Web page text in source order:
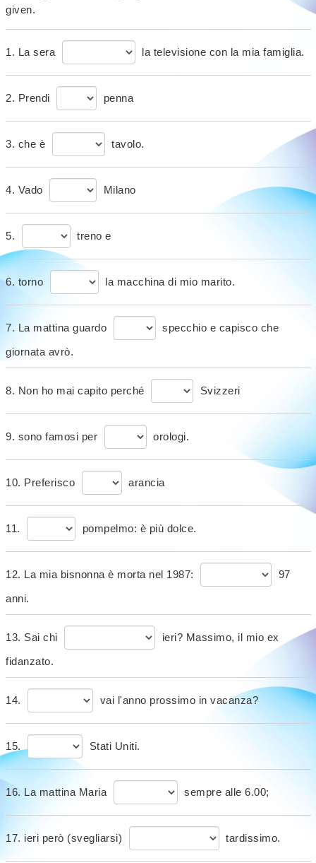
given.
1. La sera la televisione con la mia famiglia.
2. Prendi penna
3. che è tavolo.
4. Vado Milano
5. treno e
6. torno la macchina di mio marito.
7. La mattina guardo
specchio e capisco che
giornata avrò.
8. Non ho mai capito perché Svizzeri
9. sono famosi per orologi.
10. Preferisco arancia
11. pompelmo: è più dolce.
12. La mia bisnonna è morta nel 1987:
97
anni.
13. Sai chi
ieri? Massimo, il mio ex
fidanzato.
14. vai l'anno prossimo in vacanza?
15. Stati Uniti.
16. La mattina Maria sempre alle 6.00;
17. ieri però (svegliarsi) tardissimo.